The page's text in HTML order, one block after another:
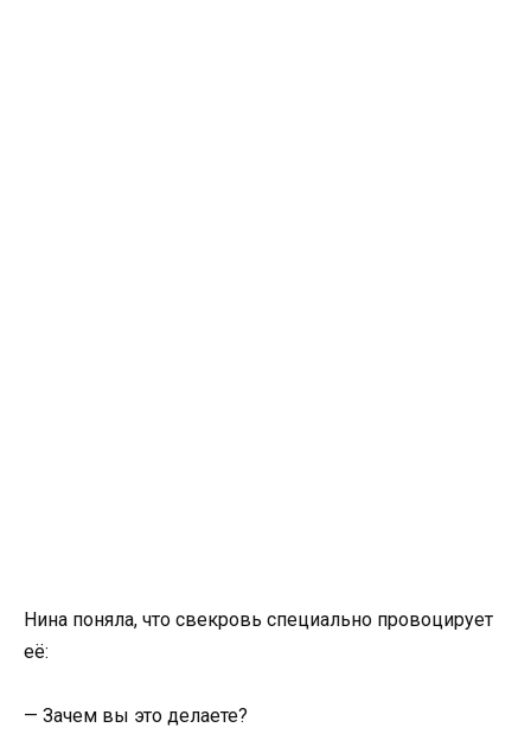
Нина поняла, что свекровь специально провоцирует
её:
— Зачем вы это делаете?